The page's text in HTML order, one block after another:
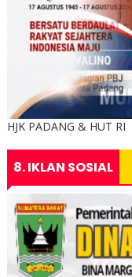
HJK PADANG & HUT RI
8. IKLAN SOSIAL